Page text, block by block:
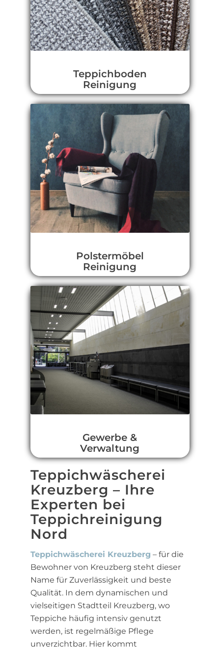
Teppichboden
Reinigung
Polstermöbel
Reinigung
Gewerbe &
Verwaltung
Teppichwäscherei
Kreuzberg – Ihre
Experten bei
Teppichreinigung
Nord
Teppichwäscherei Kreuzberg – für die
Bewohner von Kreuzberg steht dieser
Name für Zuverlässigkeit und beste
Qualität. In dem dynamischen und
vielseitigen Stadtteil Kreuzberg, wo
Teppiche häufig intensiv genutzt
werden, ist regelmäßige Pflege
unverzichtbar. Hier kommt